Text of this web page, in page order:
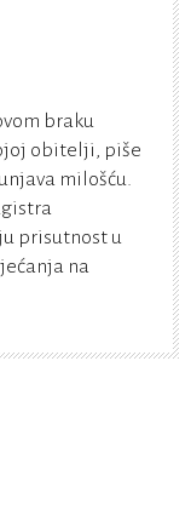
braku
obitelji, piše
milošću.
prisutnost u
na